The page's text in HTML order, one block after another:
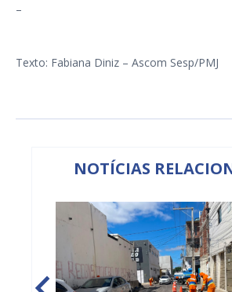
–
Texto: Fabiana Diniz – Ascom Sesp/PMJ
NOTÍCIAS